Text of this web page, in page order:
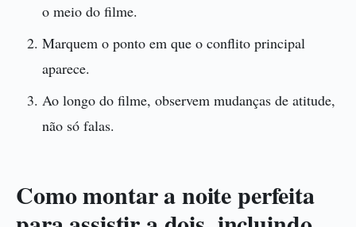
o meio do filme.
Marquem o ponto em que o conflito principal
aparece.
Ao longo do filme, observem mudanças de atitude,
não só falas.
Como montar a noite perfeita